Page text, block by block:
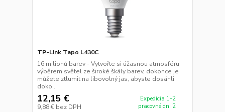
TP-Link Tapo L430C
16 milionů barev - Vytvořte si úžasnou atmosféru
výběrem světel ze široké škály barev, dokonce je
můžete ztlumit na libovolný jas, abyste dosáhli
doko...
12,15 €
9,88 € bez DPH
Expedícia 1-2
pracovné dni 2